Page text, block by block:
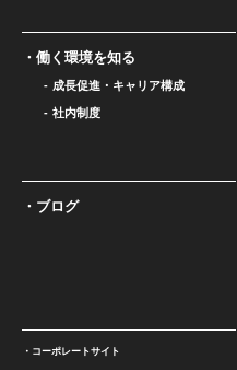
働く環境を知る
成長促進・キャリア構成
社内制度
ブログ
コーポレートサイト